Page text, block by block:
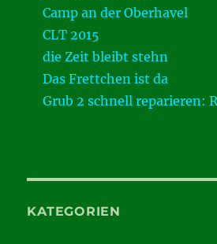
Camp an der Oberhavel
CLT 2015
die Zeit bleibt stehn
Das Frettchen ist da
Grub 2 schnell reparieren:
KATEGORIEN